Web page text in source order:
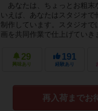
あなたは、ちょっとお粗末
いえば、あなたはスタジオで
制作しています。スタジオで
画を共同作業で仕上げていき
29
興味あり
191
経験あり
再入荷までお